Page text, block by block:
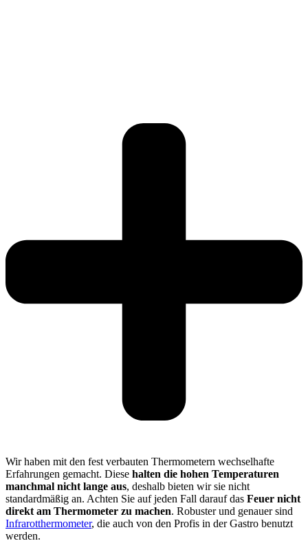
Wir haben mit den fest verbauten Thermometern wechselhafte
Erfahrungen gemacht. Diese halten die hohen Temperaturen
manchmal nicht lange aus, deshalb bieten wir sie nicht
standardmäßig an. Achten Sie auf jeden Fall darauf das Feuer nicht
direkt am Thermometer zu machen. Robuster und genauer sind
Infrarotthermometer, die auch von den Profis in der Gastro benutzt
werden.